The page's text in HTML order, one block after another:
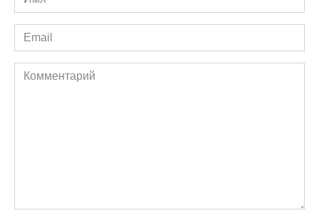
*
Email
*
Комментарий